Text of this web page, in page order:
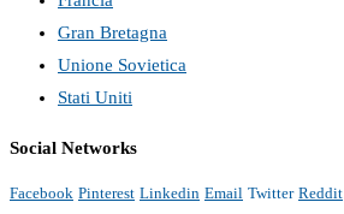
Gran Bretagna
Unione Sovietica
Stati Uniti
Social Networks
Facebook Pinterest Linkedin Email Twitter Reddit